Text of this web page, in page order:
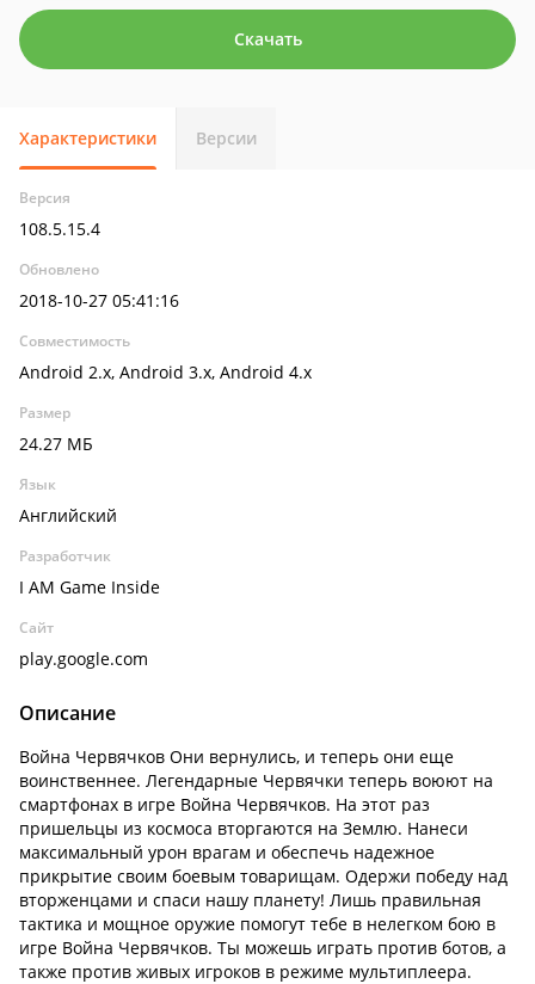
Скачать
Характеристики Версии
Версия
108.5.15.4
Обновлено
2018-10-27 05:41:16
Совместимость
Android 2.x, Android 3.x, Android 4.x
Размер
24.27 МБ
Язык
Английский
Разработчик
I AM Game Inside
Сайт
play.google.com
Описание
Война Червячков Они вернулись, и теперь они еще
воинственнее. Легендарные Червячки теперь воюют на
смартфонах в игре Война Червячков. На этот раз
пришельцы из космоса вторгаются на Землю. Нанеси
максимальный урон врагам и обеспечь надежное
прикрытие своим боевым товарищам. Одержи победу над
вторженцами и спаси нашу планету! Лишь правильная
тактика и мощное оружие помогут тебе в нелегком бою в
игре Война Червячков. Ты можешь играть против ботов, а
также против живых игроков в режиме мультиплеера.